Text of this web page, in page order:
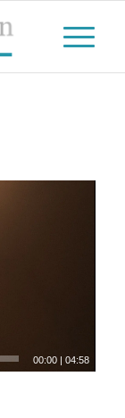
00:00 |04:58